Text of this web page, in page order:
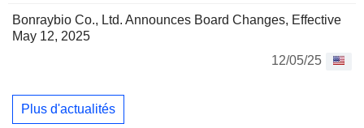
Bonraybio Co., Ltd. Announces Board Changes, Effective
May 12, 2025
12/05/25
Plus d'actualités